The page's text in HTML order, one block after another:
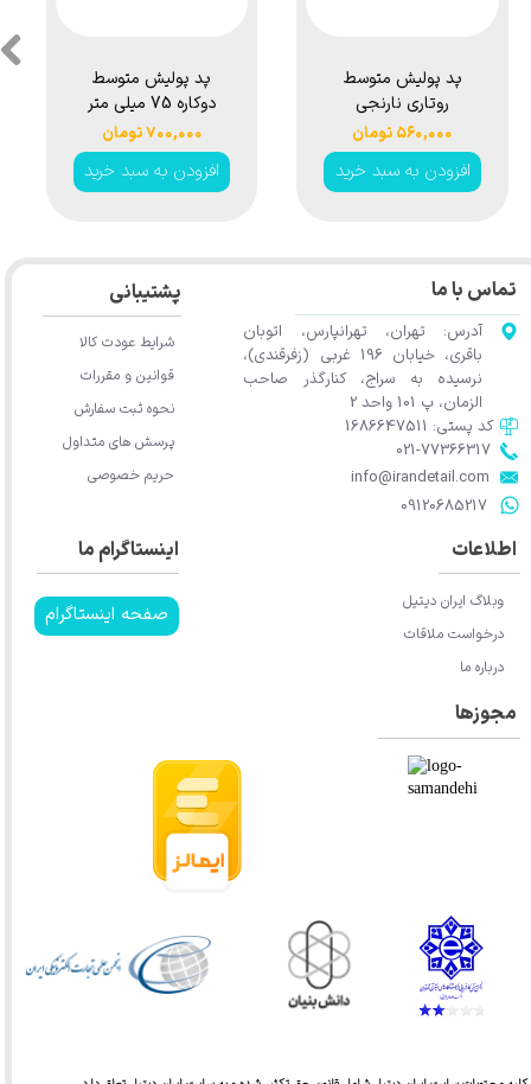
پد پولیش متوسط
روتاری نارنجی
75میلی متری اس آر
Rotary Medium
۵۶۰,۰۰۰ تومان
افزودن به سبد خرید
پد پولیش متوسط
متری روپس مدل
Rupes 9.DA100B
۱,۴۳۰,۰۰۰ تومان
افزودن به سبد خرید
تماس با ما
آدرس: تهران، تهرانپارس، اتوبان
باقری، خیابان 196 غربی (زفرقندی)،
نرسیده به سراج، کنارگذر صاحب
الزمان، پ 101 واحد 2
​​​​​​​info@irandetail.com
021-77366317​​​​​​​​​​​​​​​​​​​​​
​​​​​​​09120685217​​​​​​​
کد پستی: 1686647511
اینستاگرام ما
صفحه اینستاگرام
اطلاعات
وبلاگ ایران دیتیل
درخواست ملاقات
درباره ما
پشتیبانی
شرایط عودت کالا
قوانین و مقررات
نحوه ثبت سفارش
پرسش های متداول
حریم خصوصی
مجوزها